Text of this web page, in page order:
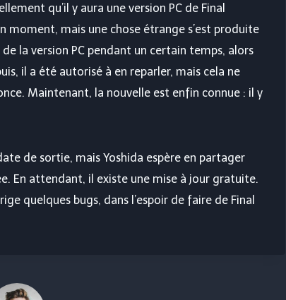
qu’il y aura une version PC de Final
moment, mais une chose étrange s’est produite
la version PC pendant un certain temps, alors
il a été autorisé à en reparler, mais cela ne
Maintenant, la nouvelle est enfin connue : il y
de sortie, mais Yoshida espère en partager
En attendant, il existe une mise à jour gratuite.
quelques bugs, dans l’espoir de faire de Final